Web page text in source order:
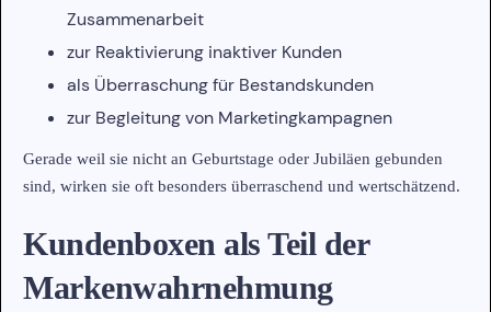
Zusammenarbeit
zur Reaktivierung inaktiver Kunden
als Überraschung für Bestandskunden
zur Begleitung von Marketingkampagnen
Gerade weil sie nicht an Geburtstage oder Jubiläen gebunden
sind, wirken sie oft besonders überraschend und wertschätzend.
Kundenboxen als Teil der
Markenwahrnehmung